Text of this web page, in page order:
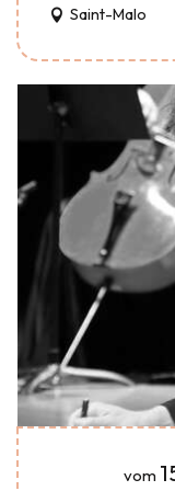
Saint-Malo
vom